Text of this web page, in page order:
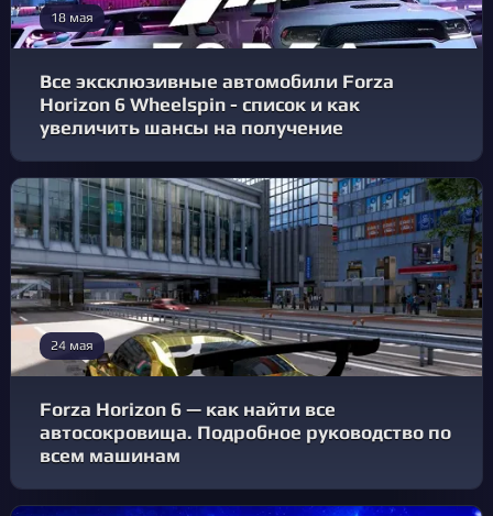
18 мая
Все эксклюзивные автомобили Forza
Horizon 6 Wheelspin - список и как
увеличить шансы на получение
24 мая
Forza Horizon 6 — как найти все
автосокровища. Подробное руководство по
всем машинам